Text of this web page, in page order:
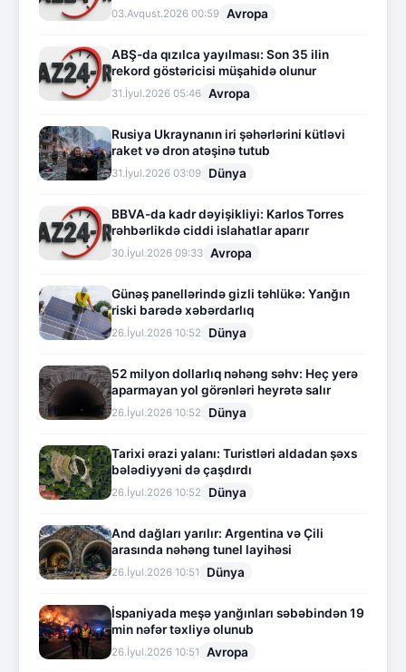
03.Avqust.2026 00:59 Avropa
ABŞ-da qızılca yayılması: Son 35 ilin
rekord göstəricisi müşahidə olunur
31.İyul.2026 05:46 Avropa
Rusiya Ukraynanın iri şəhərlərini kütləvi
raket və dron atəşinə tutub
31.İyul.2026 03:09 Dünya
BBVA-da kadr dəyişikliyi: Karlos Torres
rəhbərlikdə ciddi islahatlar aparır
30.İyul.2026 09:33 Avropa
Günəş panellərində gizli təhlükə: Yanğın
riski barədə xəbərdarlıq
26.İyul.2026 10:52 Dünya
52 milyon dollarlıq nəhəng səhv: Heç yerə
aparmayan yol görənləri heyrətə salır
26.İyul.2026 10:52 Dünya
Tarixi ərazi yalanı: Turistləri aldadan şəxs
bələdiyyəni də çaşdırdı
26.İyul.2026 10:52 Dünya
And dağları yarılır: Argentina və Çili
arasında nəhəng tunel layihəsi
26.İyul.2026 10:51 Dünya
İspaniyada meşə yanğınları səbəbindən 19
min nəfər təxliyə olunub
26.İyul.2026 10:51 Avropa